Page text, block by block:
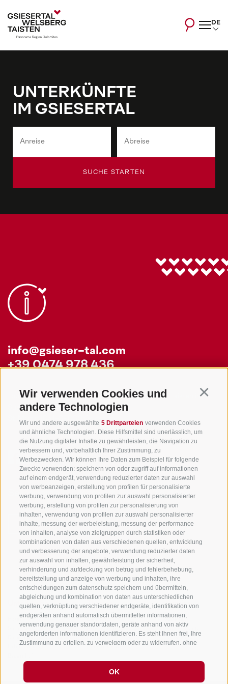
Wir verwenden Cookies und
andere Technologien
Wir und andere ausgewählte 5 Drittparteien verwenden Cookies
und ähnliche Technologien. Diese Hilfsmittel sind unerlässlich, um
die Nutzung digitaler Inhalte zu gewährleisten, die Navigation zu
verbessern und, vorbehaltlich Ihrer Zustimmung, zu
Werbezwecken. Wir können Ihre Daten zum Beispiel für folgende
Zwecke verwenden: speichern von oder zugriff auf informationen
auf einem endgerät, verwendung reduzierter daten zur auswahl
von werbeanzeigen, erstellung von profilen für personalisierte
werbung, verwendung von profilen zur auswahl personalisierter
werbung, erstellung von profilen zur personalisierung von
inhalten, verwendung von profilen zur auswahl personalisierter
inhalte, messung der werbeleistung, messung der performance
von inhalten, analyse von zielgruppen durch statistiken oder
kombinationen von daten aus verschiedenen quellen, entwicklung
und verbesserung der angebote, verwendung reduzierter daten
zur auswahl von inhalten, gewährleistung der sicherheit,
verhinderung und aufdeckung von betrug und fehlerbehebung,
bereitstellung und anzeige von werbung und inhalten, ihre
entscheidungen zum datenschutz speichern und übermitteln,
abgleichung und kombination von daten aus unterschiedlichen
quellen, verknüpfung verschiedener endgeräte, identifikation von
endgeräten anhand automatisch übermittelter informationen,
verwendung genauer standortdaten, geräte anhand von aktiv
angeforderten informationen identifizieren. Es steht Ihnen frei, Ihre
Zustimmung zu erteilen, zu verweigern oder zu widerrufen, ohne
„Cookies akzeptieren" klicken, erklären Sie sich mit der
Verwendung von Cookies und ähnlichen Tools einverstanden.
Verwenden Sie die Schaltfläche „Einstellungen verwalten", um
OK
DE
UNTERKÜNFTE
IM GSIESERTAL
SUCHE STARTEN
info@gsieser-tal.com
+39 0474 978 436
Tourismusgenossenschaft Gsiesertal - Welsberg - Taisten in
Südtirol
St. Martin 10a
I-39030 Gsiesertal
Sei jederzeit informiert und up to date!
NEWSLETTER
Unterkünfte
Residence/Ferienwohnung
Themen Service
GuestPass